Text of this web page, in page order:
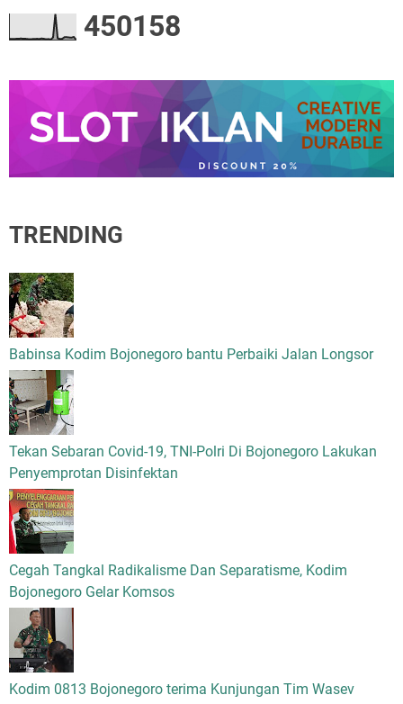
450158
TRENDING
Babinsa Kodim Bojonegoro bantu Perbaiki Jalan Longsor
Tekan Sebaran Covid-19, TNI-Polri Di Bojonegoro Lakukan
Penyemprotan Disinfektan
Cegah Tangkal Radikalisme Dan Separatisme, Kodim
Bojonegoro Gelar Komsos
Kodim 0813 Bojonegoro terima Kunjungan Tim Wasev